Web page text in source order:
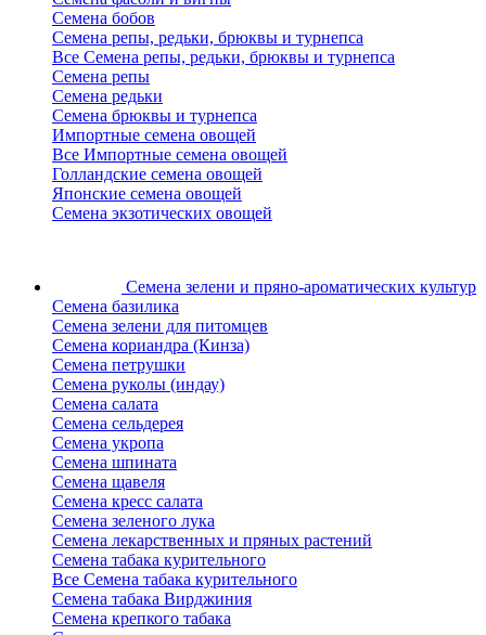
Семена бобов
Семена репы, редьки, брюквы и турнепса
Все Семена репы, редьки, брюквы и турнепса
Семена репы
Семена редьки
Семена брюквы и турнепса
Импортные семена овощей
Все Импортные семена овощей
Голландские семена овощей
Японские семена овощей
Семена экзотических овощей
Семена зелени и пряно-ароматических культур
Семена базилика
Семена зелени для питомцев
Семена кориандра (Кинза)
Семена петрушки
Семена руколы (индау)
Семена салата
Семена сельдерея
Семена укропа
Семена шпината
Семена щавеля
Семена кресс салата
Семена зеленого лука
Семена лекарственных и пряных растений
Семена табака курительного
Все Семена табака курительного
Семена табака Вирджиния
Семена крепкого табака